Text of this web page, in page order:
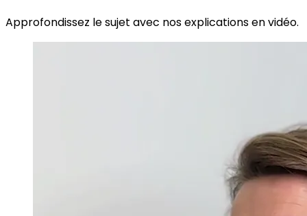
Approfondissez le sujet avec nos explications en vidéo.